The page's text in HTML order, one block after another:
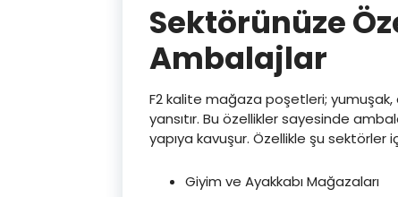
Sektörünüze
Ambalajlar
F2 kalite mağaza poşetleri; yumuşak,
yansıtır. Bu özellikler sayesinde
yapıya kavuşur. Özellikle şu sektörler
Giyim ve Ayakkabı Mağazaları